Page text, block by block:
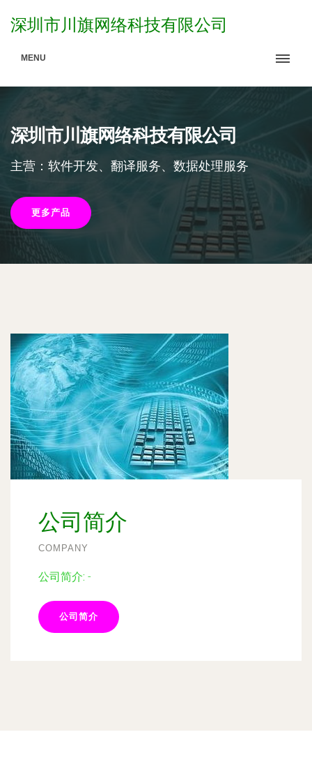
深圳市川旗网络科技有限公司
MENU
深圳市川旗网络科技有限公司
主营：软件开发、翻译服务、数据处理服务
更多产品
公司简介
COMPANY
公司简介: -
公司简介